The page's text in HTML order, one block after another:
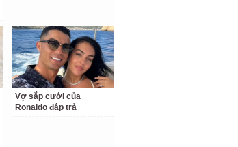
Vợ sắp cưới của
Ronaldo đáp trả